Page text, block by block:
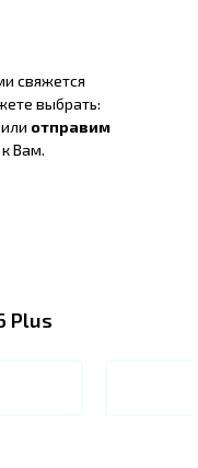
свяжется
выбрать:
или отправим
к Вам.
Plus